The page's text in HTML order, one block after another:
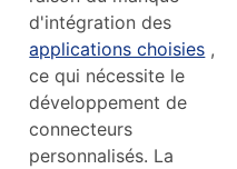
d'intégration des
applications choisies ,
ce qui nécessite le
développement de
connecteurs
personnalisés. La